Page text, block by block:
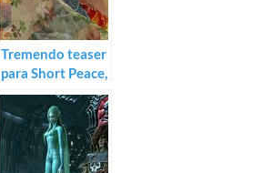
Tremendo teaser
para Short Peace,
con Ôtomo,
Morita y más